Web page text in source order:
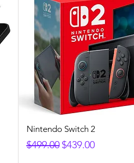
Nintendo Switch 2
Precio
$499.00 Precio de oferta
$439.00